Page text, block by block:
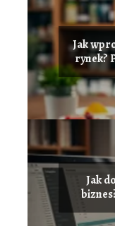
Jak
rynek?
Jak